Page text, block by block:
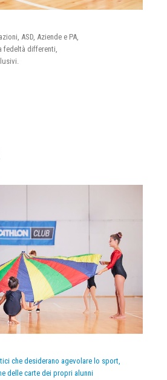
ASD, Aziende e PA,
fedeltà differenti,
che desiderano agevolare lo sport,
delle carte dei propri alunni